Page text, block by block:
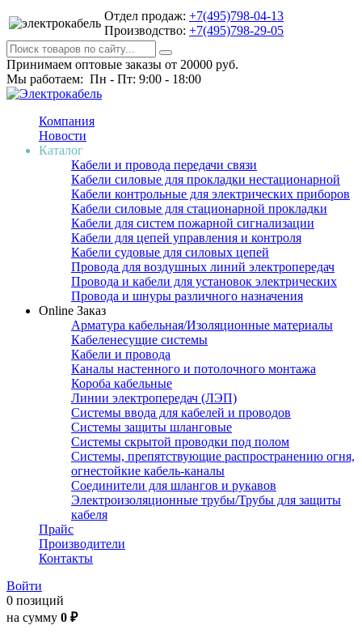
Отдел продаж: +7(495)798-04-13
Производство: +7(495)798-29-05
Принимаем оптовые заказы от 20000 руб.
Мы работаем: Пн - Пт: 9:00 - 18:00
Компания
Новости
Каталог
Кабели и провода передачи связи
Кабели силовые для прокладки нестационарной
Кабели контрольные для электрических приборов
Кабели силовые для стационарной прокладки
Кабели для систем пожарной сигнализации
Кабели для цепей управления и контроля
Кабели судовые для силовых цепей
Провода для воздушных линий электропередач
Провода и кабели для установок электрических
Провода и шнуры различного назначения
Online Заказ
Арматура кабельная/Изоляционные материалы
Кабеленесущие системы
Кабели и провода
Каналы настенного и потолочного монтажа
Короба кабельные
Линии электропередач (ЛЭП)
Системы ввода для кабелей и проводов
Системы защиты шланговые
Системы скрытой проводки под полом
Системы, препятствующие распространению огня,
огнестойкие кабель-каналы
Соединители для шлангов и рукавов
Электроизоляционные трубы/Трубы для защиты
кабеля
Прайс
Производители
Контакты
Войти
0 позиций
на сумму 0 ₽